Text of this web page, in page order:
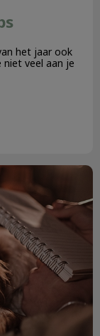
het jaar ook
niet veel aan je